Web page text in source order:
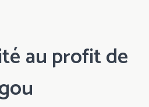
au profit de